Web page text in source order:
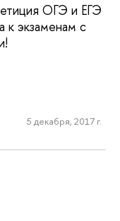
ОГЭ и ЕГЭ
к экзаменам с
5 декабря, 2017 г.